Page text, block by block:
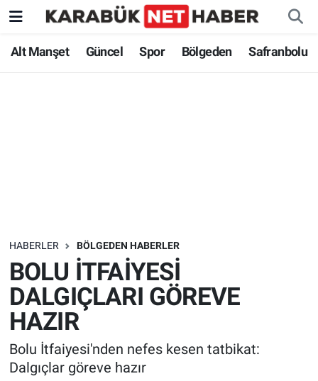
Alt Manşet Güncel Spor Bölgeden Safranbolu
HABERLER BÖLGEDEN HABERLER
BOLU İTFAİYESİ
DALGIÇLARI GÖREVE
HAZIR
Bolu İtfaiyesi'nden nefes kesen tatbikat:
Dalgıçlar göreve hazır